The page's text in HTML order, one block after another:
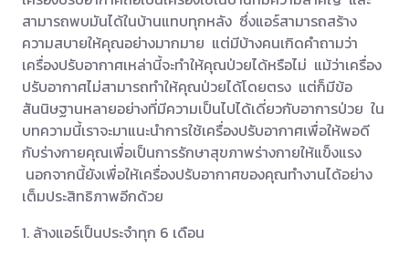
สามารถพบมันได้ในบ้านแทบทุกหลัง ซึ่งแอร์สามารถสร้าง
ความสบายให้คุณอย่างมากมาย แต่มีบ้างคนเกิดคำถามว่า
เครื่องปรับอากาศเหล่านี้จะทำให้คุณป่วยได้หรือไม่ แม้ว่าเครื่อง
ปรับอากาศไม่สามารถทำให้คุณป่วยได้โดยตรง แต่ก็มีข้อ
สันนิษฐานหลายอย่างที่มีความเป็นไปได้เดี่ยวกับอาการป่วย ใน
บทความนี้เราจะมาแนะนำการใช้เครื่องปรับอากาศเพื่อให้พอดี
กับร่างกายคุณเพื่อเป็นการรักษาสุขภาพร่างกายให้แข็งแรง
นอกจากนี้ยังเพื่อให้เครื่องปรับอากาศของคุณทำงานได้อย่าง
เต็มประสิทธิภาพอีกด้วย
1. ล้างแอร์เป็นประจำทุก 6 เดือน